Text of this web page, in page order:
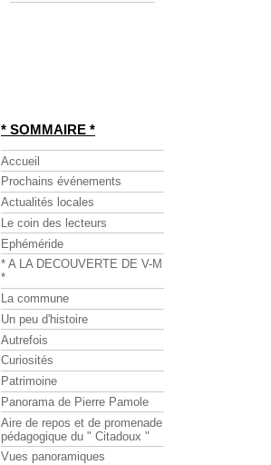
* SOMMAIRE *
Accueil
Prochains événements
Actualités locales
Le coin des lecteurs
Ephéméride
* A LA DECOUVERTE DE V-M
*
La commune
Un peu d'histoire
Autrefois
Curiosités
Patrimoine
Panorama de Pierre Pamole
Aire de repos et de promenade
pédagogique du " Citadoux "
Vues panoramiques